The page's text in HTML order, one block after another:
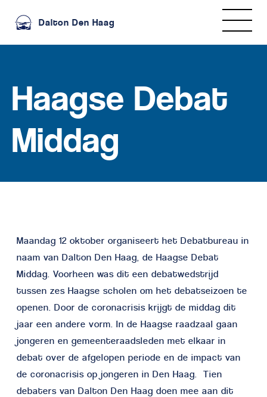
Dalton Den Haag
Haagse Debat
Middag
Maandag 12 oktober organiseert het Debatbureau in
naam van Dalton Den Haag, de Haagse Debat
Middag. Voorheen was dit een debatwedstrijd
tussen zes Haagse scholen om het debatseizoen te
openen. Door de coronacrisis krijgt de middag dit
jaar een andere vorm. In de Haagse raadzaal gaan
jongeren en gemeenteraadsleden met elkaar in
debat over de afgelopen periode en de impact van
de coronacrisis op jongeren in Den Haag. Tien
debaters van Dalton Den Haag doen mee aan dit